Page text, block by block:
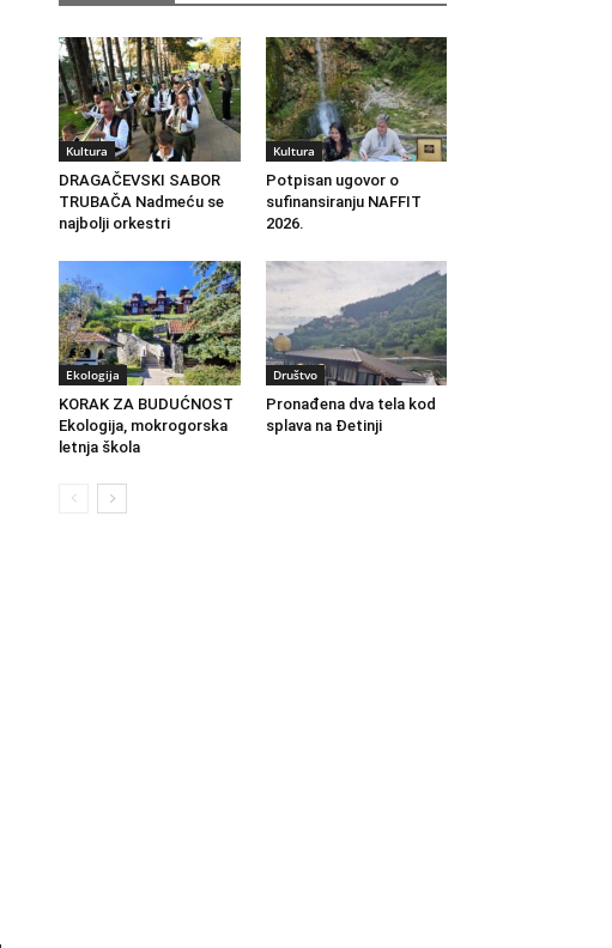
Kultura
DRAGAČEVSKI SABOR
TRUBAČA Nadmeću se
najbolji orkestri
Kultura
Potpisan ugovor o
sufinansiranju NAFFIT
2026.
Ekologija
KORAK ZA BUDUĆNOST
Ekologija, mokrogorska
letnja škola
Društvo
Pronađena dva tela kod
splava na Đetinji